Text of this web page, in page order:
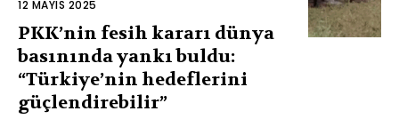
12 MAYIS 2025
PKK’nin fesih kararı dünya
basınında yankı buldu:
“Türkiye’nin hedeflerini
güçlendirebilir”